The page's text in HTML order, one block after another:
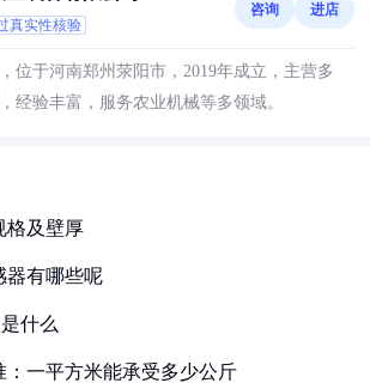
真实性核验
咨询 进店
位于河南郑州荥阳市，2019年成立，主营多
经验丰富，服务农业机械等多领域。
格及壁厚
器有哪些呢
什么
：一平方米能承受多少公斤